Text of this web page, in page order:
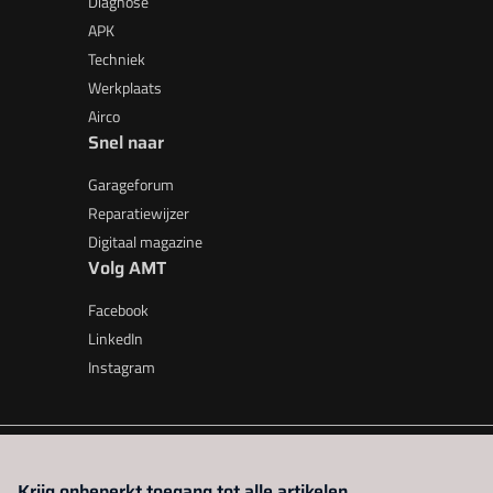
APK
Techniek
Werkplaats
Airco
Snel naar
Garageforum
Reparatiewijzer
Digitaal magazine
Volg AMT
Facebook
LinkedIn
Instagram